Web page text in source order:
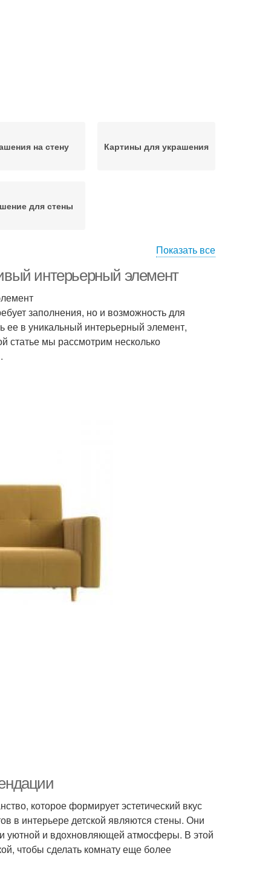
на стену Картины для украшения
для стены
Показать все
интерьерный элемент
заполнения, но и возможность для
в уникальный интерьерный элемент,
статье мы рассмотрим несколько
которое формирует эстетический вкус
в интерьере детской являются стены. Они
уютной и вдохновляющей атмосферы. В этой
чтобы сделать комнату еще более